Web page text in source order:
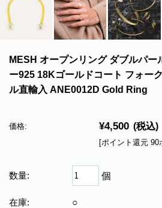
MESH オープンリング ダブルパー
ー925 18Kゴールドコート フォー
ル直輸入 ANE0012D Gold Ring
価格: ¥4,500 (税込)
[ポイント還元 90
数量: 個
在庫: ○